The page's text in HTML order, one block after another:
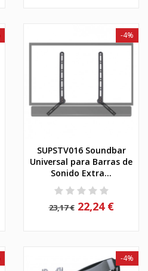
SUPSTV016 Soundbar
Universal para Barras de
Sonido Extra...
23,17 €
-4%
22,24 €
-4%